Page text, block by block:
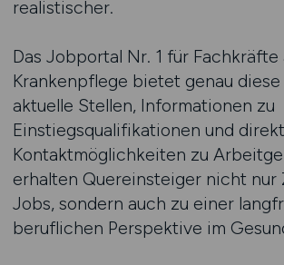
realistischer.
Das Jobportal Nr. 1 für Fachkräfte
Krankenpflege bietet genau
aktuelle Stellen, Informationen zu
Einstiegsqualifikationen und
Kontaktmöglichkeiten zu
erhalten Quereinsteiger nicht nur
Jobs, sondern auch zu einer
beruflichen Perspektive im